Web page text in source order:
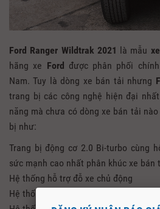
Ford Ranger Wildtrak 2021 là mẫu
hãng xe Ford được phân phối
Nam. Tuy là dòng xe bán tải nhưng
trang bị các công nghệ hiện đại
năng mà chưa có dòng xe bán tải
bị như:
Trang bị động cơ 2.0 Bi-turbo cùng
sức mạnh cao nhất phân khúc xe bán
Hệ thống hỗ trợ đỗ xe chủ động
Hệ thống đèn có thể điều chỉnh được